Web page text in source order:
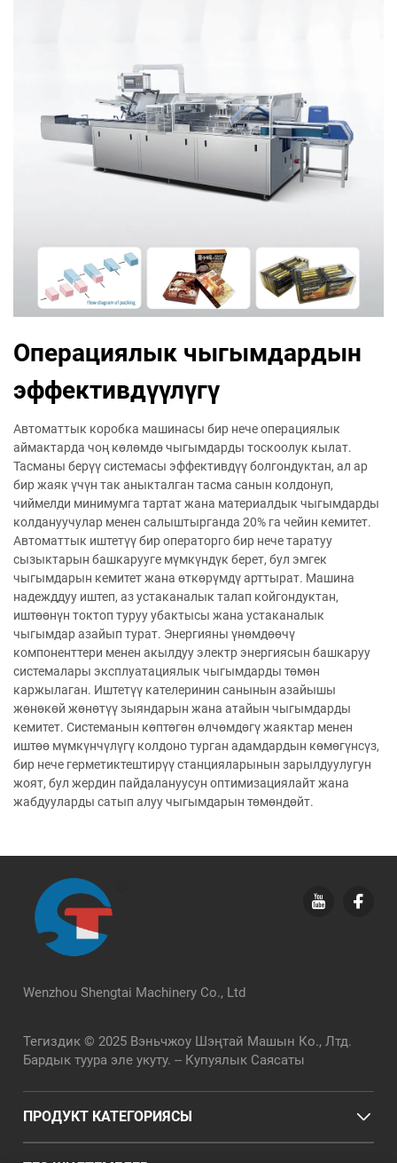
Операциялык чыгымдардын
эффективдүүлүгү
Автоматтык коробка машинасы бир нече операциялык
аймактарда чоң көлөмдө чыгымдарды тоскоолук кылат.
Тасманы берүү системасы эффективдүү болгондуктан, ал ар
бир жаяк үчүн так аныкталган тасма санын колдонуп,
чиймелди минимумга тартат жана материалдык чыгымдарды
колдануучулар менен салыштырганда 20% га чейин кемитет.
Автоматтык иштетүү бир операторго бир нече таратуу
сызыктарын башкарууге мүмкүндүк берет, бул эмгек
чыгымдарын кемитет жана өткөрүмдү арттырат. Машина
надежддуу иштеп, аз устаканалык талап койгондуктан,
иштөөнүн токтоп туруу убактысы жана устаканалык
чыгымдар азайып турат. Энергияны үнөмдөөчү
компоненттери менен акылдуу электр энергиясын башкаруу
системалары эксплуатациялык чыгымдарды төмөн
каржылаган. Иштетүү кателеринин санынын азайышы
жөнөкөй жөнөтүү зыяндарын жана атайын чыгымдарды
кемитет. Системанын көптөгөн өлчөмдөгү жаяктар менен
иштөө мүмкүнчүлүгү колдоно турган адамдардын көмөгүнсүз,
бир нече герметиктештирүү станцияларынын зарылдуулугун
жоят, бул жердин пайдалануусун оптимизациялайт жана
жабдууларды сатып алуу чыгымдарын төмөндөйт.
Wenzhou Shengtai Machinery Co., Ltd
Тегиздик © 2025 Вэньчжоу Шэңтай Машын Ко., Лтд.
Бардык туура эле укуту. -- Купуялык Саясаты
ПРОДУКТ КАТЕГОРИЯСЫ